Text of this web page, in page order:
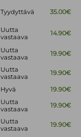
Tyydyttävä 35.00€
Uutta
vastaava
14.90€
Uutta
vastaava
19.90€
Uutta
vastaava
19.90€
Hyvä 19.90€
Uutta
vastaava
19.90€
Uutta
vastaava
19.90€